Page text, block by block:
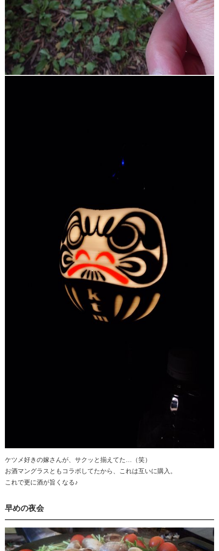
ケツメ好きの嫁さんが、サクッと揃えてた…（笑）
お酒マングラスともコラボしてたから、これは互いに購入。
これで更に酒が旨くなる♪
早めの夜会